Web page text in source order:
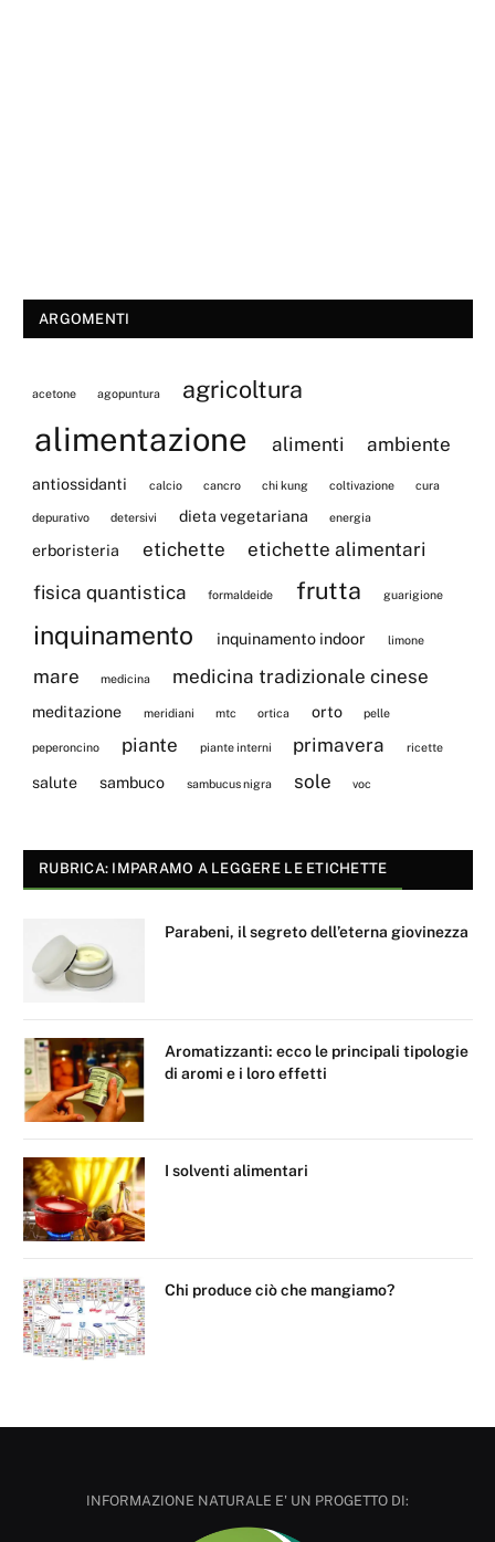
ARGOMENTI
acetone agopuntura agricoltura
alimentazione alimenti ambiente
antiossidanti calcio cancro chi kung coltivazione cura
depurativo detersivi dieta vegetariana energia
erboristeria etichette
etichette alimentari
fisica quantistica
formaldeide frutta guarigione
inquinamento inquinamento indoor limone
mare medicina medicina tradizionale cinese
meditazione meridiani mtc ortica orto pelle
peperoncino piante piante interni primavera ricette
salute sambuco sambucus nigra sole voc
RUBRICA: IMPARAMO A LEGGERE LE ETICHETTE
Parabeni, il segreto dell’eterna giovinezza
Aromatizzanti: ecco le principali tipologie
di aromi e i loro effetti
I solventi alimentari
Chi produce ciò che mangiamo?
INFORMAZIONE NATURALE E' UN PROGETTO DI: